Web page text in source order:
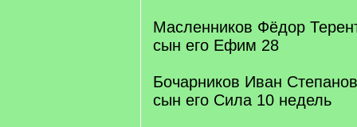
Масленников Фёдор
сын его Ефим 28
Бочарников Иван
сын его Сила 10 недель